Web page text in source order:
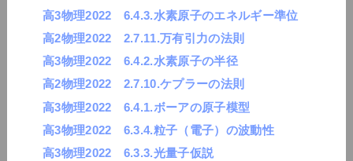
高3物理2022 6.4.3.水素原子のエネルギー準位
高2物理2022 2.7.11.万有引力の法則
高3物理2022 6.4.2.水素原子の半径
高2物理2022 2.7.10.ケプラーの法則
高3物理2022 6.4.1.ボーアの原子模型
高3物理2022 6.3.4.粒子（電子）の波動性
高3物理2022 6.3.3.光量子仮説